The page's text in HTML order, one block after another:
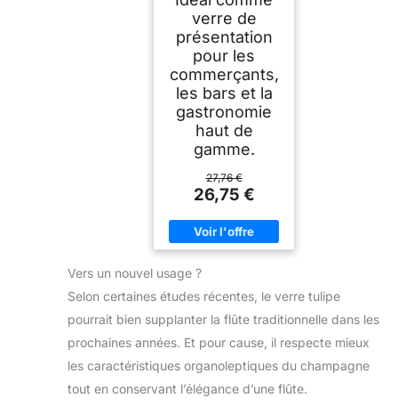
verre de
présentation
pour les
commerçants,
les bars et la
gastronomie
haut de
gamme.
27,76 €
26,75 €
Vers un nouvel usage ?
Selon certaines études récentes, le verre tulipe
pourrait bien supplanter la flûte traditionnelle dans les
prochaines années. Et pour cause, il respecte mieux
les caractéristiques organoleptiques du champagne
tout en conservant l’élégance d’une flûte.